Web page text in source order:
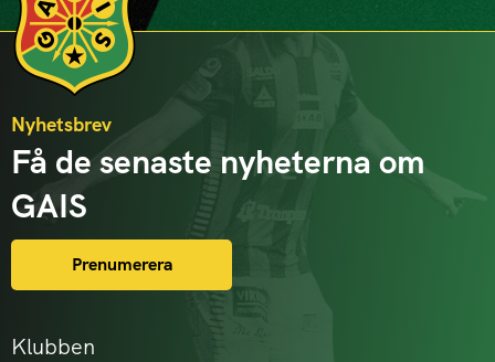
Klubben
Nyhetsbrev
Få de senaste nyheterna om
GAIS
Prenumerera